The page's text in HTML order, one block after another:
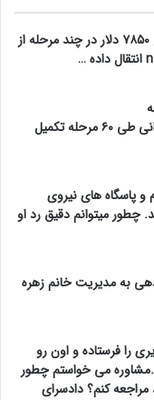
من هم گول یک نفر از انگلستان را خوردم و مبلغ ۷۸۵۰ دلار در چند مرحله از
http://Noon.noonemarket.xyz هر روز میتوانی طی ۶۰ مرحله تکمیل
و پاسگاه های نیروی
چطور میتوانم دقیق رد او
به مدیریت خانم زهره
را فرستاده و اون رو
می خواستم چطور
کنم؟ دادسرای